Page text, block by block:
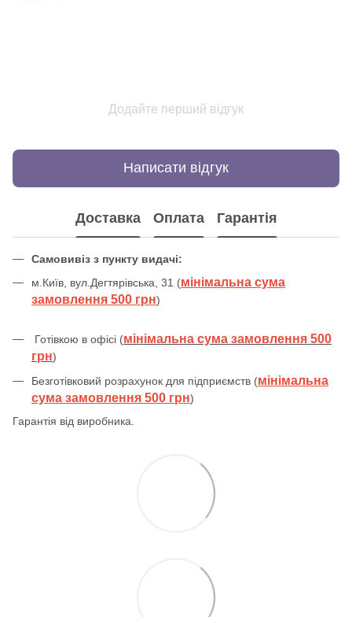
Додайте перший відгук
Написати відгук
Доставка Оплата Гарантія
Самовивіз з пункту видачі:
м.Київ, вул.Дегтярівська, 31 (мінімальна сума
замовлення 500 грн)
Готівкою в офісі (мінімальна сума замовлення 500
грн)
Безготівковий розрахунок для підприємств (мінімальна
сума замовлення 500 грн)
Гарантія від виробника.